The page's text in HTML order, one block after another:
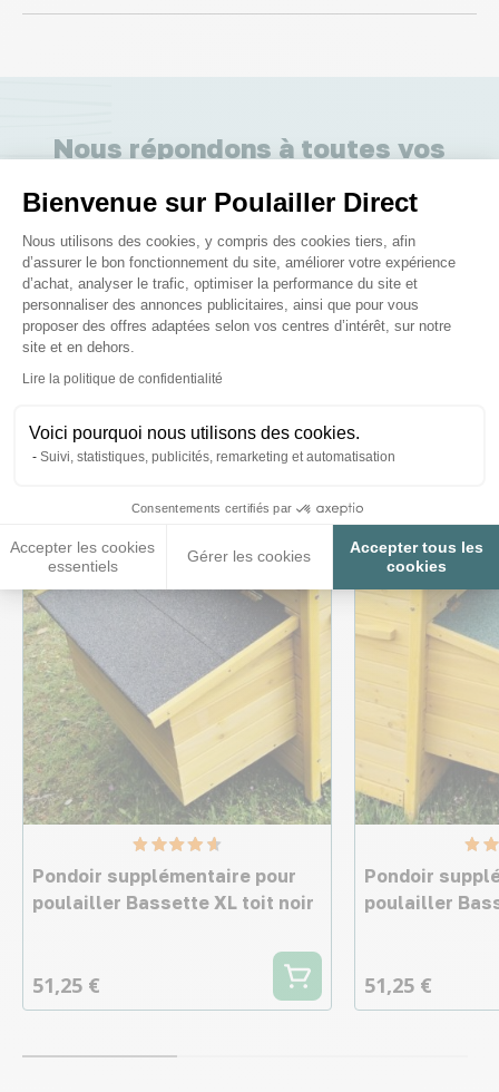
Bienvenue sur Poulailler Direct
Plateforme de Gestion du
Nous utilisons des cookies, y compris des cookies tiers, afin
d’assurer le bon fonctionnement du site, améliorer votre expérience
d’achat, analyser le trafic, optimiser la performance du site et
personnaliser des annonces publicitaires, ainsi que pour vous
proposer des offres adaptées selon vos centres d’intérêt, sur notre
site et en dehors.
Lire la politique de confidentialité
Voici pourquoi nous utilisons des cookies.
Suivi, statistiques, publicités, remarketing et automatisation
Consentements certifiés par
Accepter les cookies
essentiels
Gérer les cookies
Accepter tous les
cookies
Axeptio consent
Nous répondons à toutes vos
Posez-nous vos questions
intéresser
Pondoir supplémentaire pour
poulailler Bassette XL toit noir
51,25 €
Pondoir
poulailler
51,25 €